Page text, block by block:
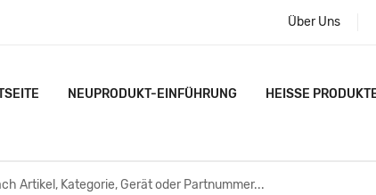
Über Uns
NEUPRODUKT-EINFÜHRUNG HEISSE PRODUKTE